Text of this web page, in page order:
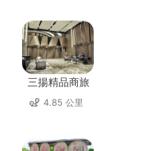
三揚精品商旅
4.85 公里